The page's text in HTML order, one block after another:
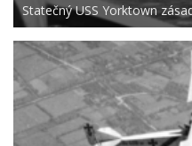
Statečný USS Yorktown